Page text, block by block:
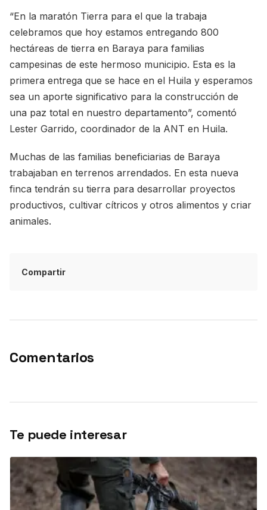
“En la maratón Tierra para el que la trabaja
celebramos que hoy estamos entregando 800
hectáreas de tierra en Baraya para familias
campesinas de este hermoso municipio. Esta es la
primera entrega que se hace en el Huila y esperamos
sea un aporte significativo para la construcción de
una paz total en nuestro departamento”, comentó
Lester Garrido, coordinador de la ANT en Huila.
Muchas de las familias beneficiarias de Baraya
trabajaban en terrenos arrendados. En esta nueva
finca tendrán su tierra para desarrollar proyectos
productivos, cultivar cítricos y otros alimentos y criar
animales.
Compartir
Comentarios
Te puede interesar